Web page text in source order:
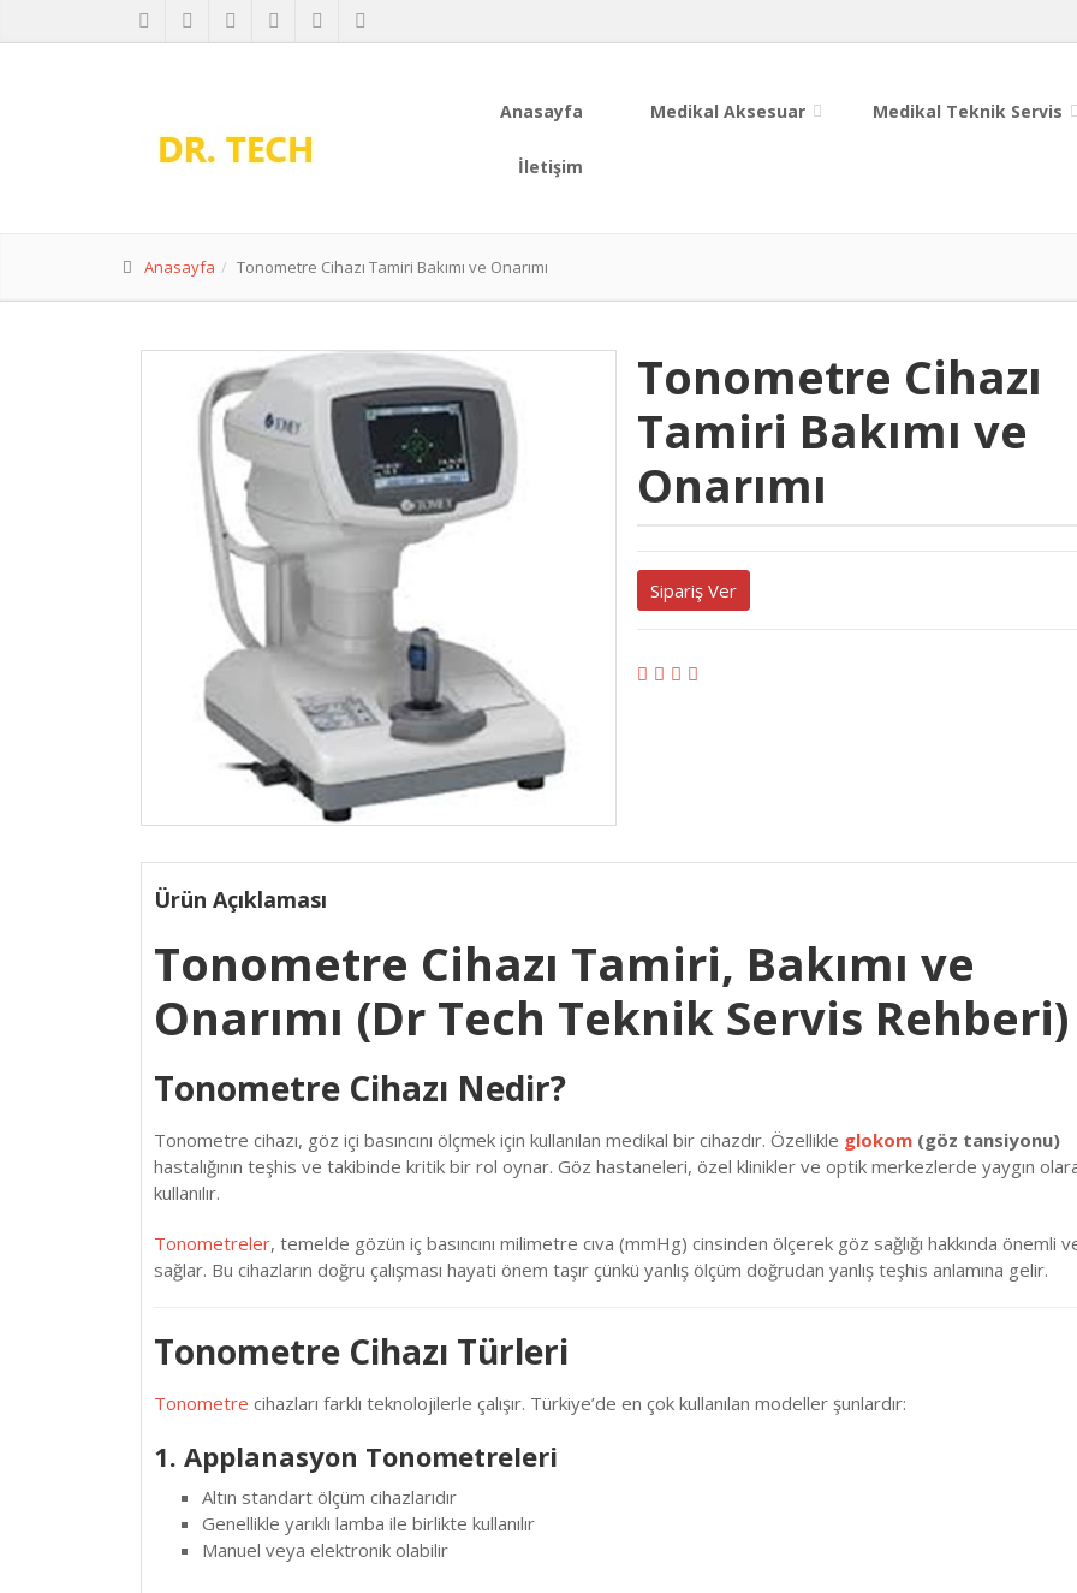
Anasayfa Medikal Aksesuar Medikal Teknik Servis
İletişim
Anasayfa Tonometre Cihazı Tamiri Bakımı ve Onarımı
Tonometre Cihazı
Tamiri Bakımı ve
Onarımı
Sipariş Ver
Ürün Açıklaması
Tonometre Cihazı Tamiri, Bakımı ve
Onarımı (Dr Tech Teknik Servis Rehberi)
Tonometre Cihazı Nedir?
Tonometre cihazı, göz içi basıncını ölçmek için kullanılan medikal bir cihazdır. Özellikle glokom (göz tansiyonu)
hastalığının teşhis ve takibinde kritik bir rol oynar. Göz hastaneleri, özel klinikler ve optik merkezlerde yaygın
kullanılır.
Tonometreler, temelde gözün iç basıncını milimetre cıva (mmHg) cinsinden ölçerek göz sağlığı hakkında önemli
sağlar. Bu cihazların doğru çalışması hayati önem taşır çünkü yanlış ölçüm doğrudan yanlış teşhis anlamına gelir.
Tonometre Cihazı Türleri
Tonometre cihazları farklı teknolojilerle çalışır. Türkiye’de en çok kullanılan modeller şunlardır:
1. Applanasyon Tonometreleri
Altın standart ölçüm cihazlarıdır
Genellikle yarıklı lamba ile birlikte kullanılır
Manuel veya elektronik olabilir